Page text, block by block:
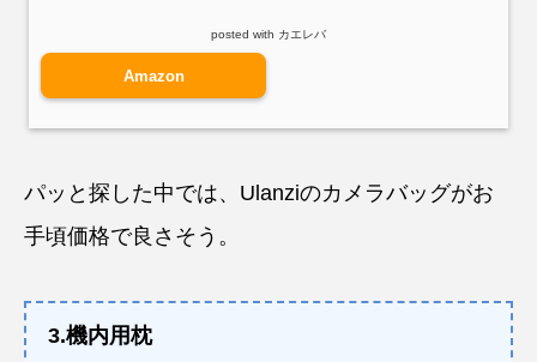
posted with カエレバ
Amazon
パッと探した中では、Ulanziのカメラバッグがお
手頃価格で良さそう。
3.機内用枕